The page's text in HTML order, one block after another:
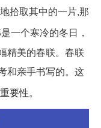
拾取其中的一片,那
一个寒冷的冬日，
精美的春联。春联
和亲手书写的。这
要性。